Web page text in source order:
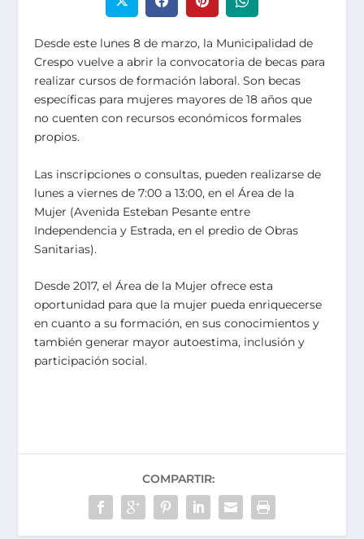
Desde este lunes 8 de marzo, la Municipalidad de
Crespo vuelve a abrir la convocatoria de becas para
realizar cursos de formación laboral. Son becas
específicas para mujeres mayores de 18 años que
no cuenten con recursos económicos formales
propios.
Las inscripciones o consultas, pueden realizarse de
lunes a viernes de 7:00 a 13:00, en el Área de la
Mujer (Avenida Esteban Pesante entre
Independencia y Estrada, en el predio de Obras
Sanitarias).
Desde 2017, el Área de la Mujer ofrece esta
oportunidad para que la mujer pueda enriquecerse
en cuanto a su formación, en sus conocimientos y
también generar mayor autoestima, inclusión y
participación social.
COMPARTIR: